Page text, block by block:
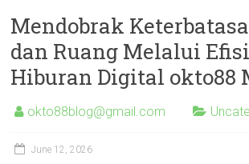
Mendobrak
dan Ruang Melalui
Hiburan Digital okto88
okto88blog@gmail.com
June 12, 2026